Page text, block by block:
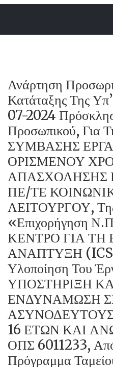
Ανάρτηση
Κατάταξης Της
07-2024
Προσωπικού, Για
ΣΥΜΒΑΣΗΣ
ΟΡΙΣΜΕΝΟΥ
ΑΠΑΣΧΟΛΗΣΗΣ
ΠΕ/ΤΕ
ΛΕΙΤΟΥΡΓΟΥ,
«Επιχορήγηση
ΚΕΝΤΡΟ ΓΙΑ ΤΗ
ΑΝΑΠΤΥΞΗ
Υλοποίηση Του
ΥΠΟΣΤΗΡΙΞΗ
ΕΝΔΥΝΑΜΩΣΗ
16 ΕΤΩΝ ΚΑΙ
ΟΠΣ 6011233,
Πρόγραμμα